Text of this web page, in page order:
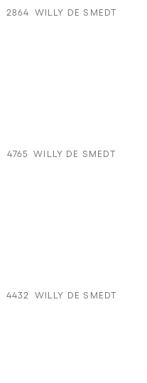
2864 WILLY DE SMEDT
4765 WILLY DE SMEDT
4432 WILLY DE SMEDT